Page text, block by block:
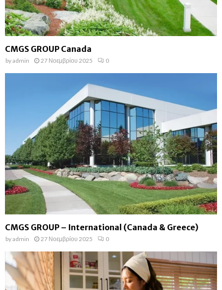
CMGS GROUP Canada
byadmin 27 Νοεμβρίου 2025 0
CMGS GROUP – International (Canada & Greece)
byadmin 27 Νοεμβρίου 2025 0